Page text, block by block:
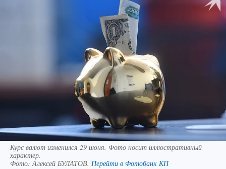
Курс валют изменился 29 июня. Фото носит иллюстративный
характер.
Фото:Алексей БУЛАТОВ. Перейти в Фотобанк КП